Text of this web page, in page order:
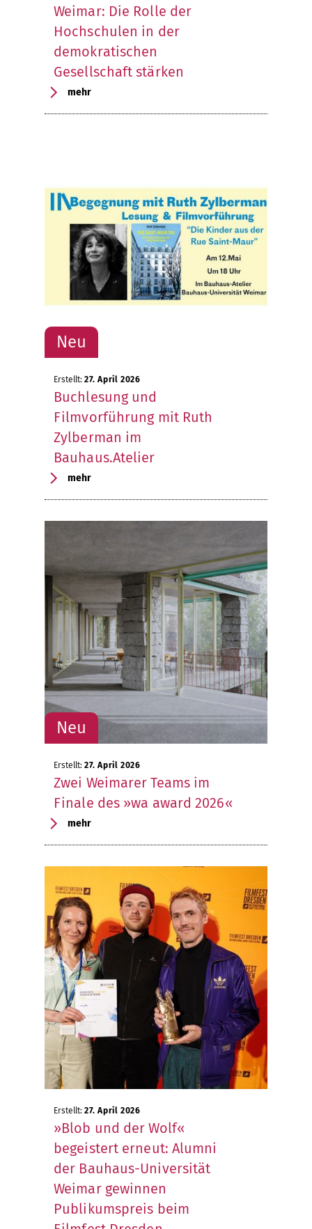
Weimar: Die Rolle der
Hochschulen in der
demokratischen
Gesellschaft stärken
mehr
Erstellt: 27. April 2026
Buchlesung und
Filmvorführung mit Ruth
Zylberman im
Bauhaus.Atelier
mehr
Erstellt: 27. April 2026
Zwei Weimarer Teams im
Finale des »wa award 2026«
mehr
Erstellt: 27. April 2026
»Blob und der Wolf«
begeistert erneut: Alumni
der Bauhaus-Universität
Weimar gewinnen
Publikumspreis beim